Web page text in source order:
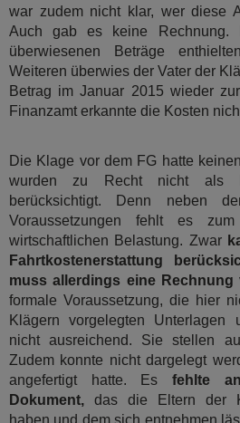
war zudem nicht klar, wer diese
Auch gab es keine Rechnung.
überwiesenen Beträge
Weiteren überwies der Vater der
Betrag im Januar 2015 wieder
Finanzamt erkannte die Kosten
Die Klage vor dem FG hatte
wurden zu Recht nicht als
berücksichtigt. Denn neben
Voraussetzungen fehlt es
wirtschaftlichen Belastung. Zwar
Fahrtkostenerstattung
muss allerdings eine Rechnung
formale Voraussetzung, die hier
Klägern vorgelegten Unterlagen
nicht ausreichend. Sie stellen
Zudem konnte nicht dargelegt
angefertigt hatte. Es fehlte
Dokument, das die Eltern der
haben und dem sich entnehmen